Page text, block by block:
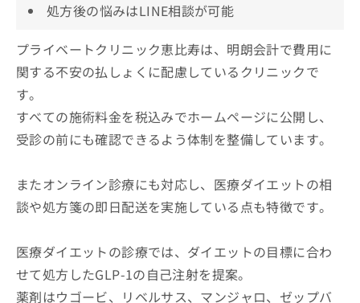
処方後の悩みはLINE相談が可能
プライベートクリニック恵比寿は、明朗会計で費用に
関する不安の払しょくに配慮しているクリニックで
す。
すべての施術料金を税込みでホームページに公開し、
受診の前にも確認できるよう体制を整備しています。
またオンライン診療にも対応し、医療ダイエットの相
談や処方箋の即日配送を実施している点も特徴です。
医療ダイエットの診療では、ダイエットの目標に合わ
せて処方したGLP-1の自己注射を提案。
薬剤はウゴービ、リベルサス、マンジャロ、ゼップバ